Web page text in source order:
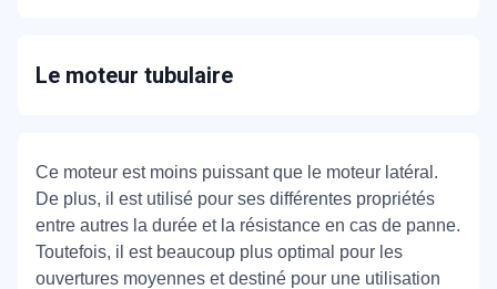
Le moteur tubulaire
Ce moteur est moins puissant que le moteur latéral.
De plus, il est utilisé pour ses différentes propriétés
entre autres la durée et la résistance en cas de panne.
Toutefois, il est beaucoup plus optimal pour les
ouvertures moyennes et destiné pour une utilisation